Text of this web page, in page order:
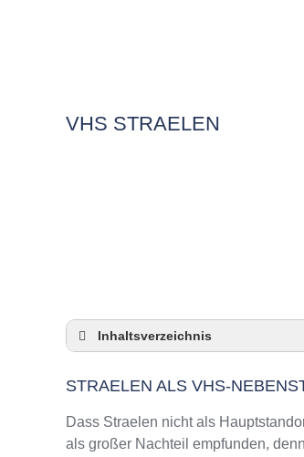
VHS STRAELEN
Inhaltsverzeichnis
Checkliste: So zeigt die VHS
3 Tipps für Interessierte aus
VHS Straelen Kurse und
STRAELEN ALS VHS-
Dass Straelen nicht als
als großer Nachteil empfunden,